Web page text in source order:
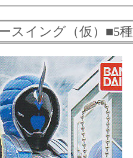
スイング（仮）■5種